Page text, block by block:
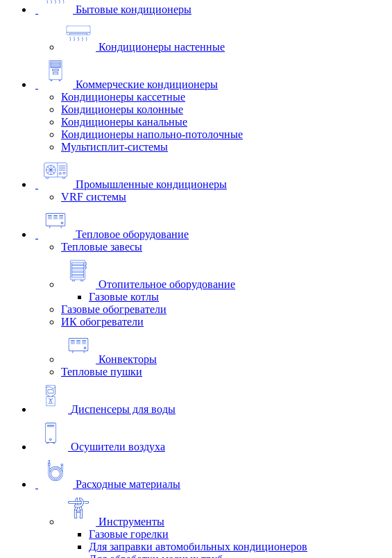
Бытовые кондиционеры
Кондиционеры настенные
Коммерческие кондиционеры
Кондиционеры кассетные
Кондиционеры колонные
Кондиционеры канальные
Кондиционеры напольно-потолочные
Мультисплит-системы
Промышленные кондиционеры
VRF системы
Тепловое оборудование
Тепловые завесы
Отопительное оборудование
Газовые котлы
Газовые обогреватели
ИК обогреватели
Конвекторы
Тепловые пушки
Диспенсеры для воды
Осушители воздуха
Расходные материалы
Инструменты
Газовые горелки
Для заправки автомобильных кондиционеров